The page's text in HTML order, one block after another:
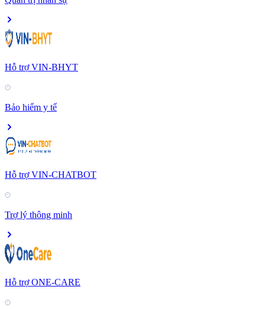
Hỗ trợ VIN-BHYT
Bảo hiểm y tế
Hỗ trợ VIN-CHATBOT
Trợ lý thông minh
Hỗ trợ ONE-CARE